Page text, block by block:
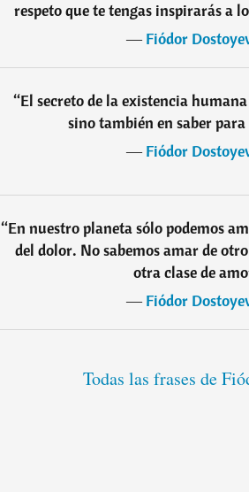
respeto que te tengas inspirarás a
―Fiódor
“El secreto de la existencia
sino también en saber para
―Fiódor
“En nuestro planeta sólo podemos
del dolor. No sabemos amar de
otra clase de
―Fiódor
Todas las frases de